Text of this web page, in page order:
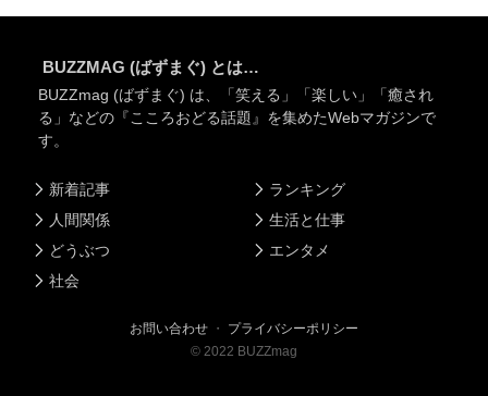
BUZZMAG (ばずまぐ) とは…
BUZZmag (ばずまぐ) は、「笑える」「楽しい」「癒され
る」などの『こころおどる話題』を集めたWebマガジンで
す。
新着記事
人間関係
どうぶつ
社会
ランキング
生活と仕事
エンタメ
お問い合わせ ・ プライバシーポリシー
© 2022 BUZZmag